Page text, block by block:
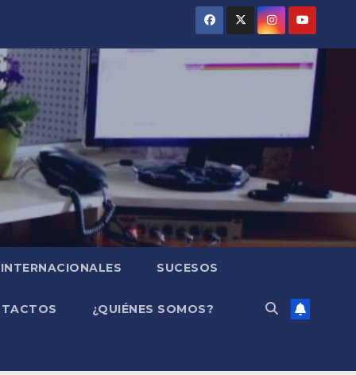
INTERNACIONALES SUCESOS
¿QUIÉNES SOMOS?